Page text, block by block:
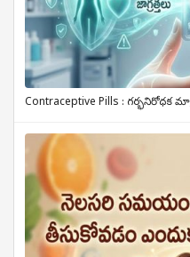
Contraceptive Pills : గర్భనిరోధక